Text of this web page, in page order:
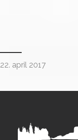
22. april 2017